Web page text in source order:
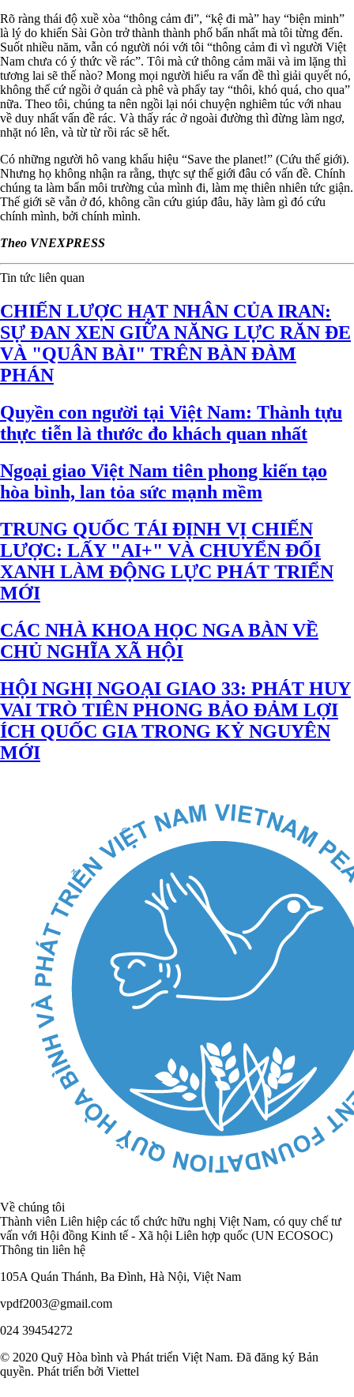
Rõ ràng thái độ xuề xòa “thông cảm đi”, “kệ đi mà” hay “biện minh”
là lý do khiến Sài Gòn trở thành thành phố bẩn nhất mà tôi từng đến.
Suốt nhiều năm, vẫn có người nói với tôi “thông cảm đi vì người Việt
Nam chưa có ý thức về rác”. Tôi mà cứ thông cảm mãi và im lặng thì
tương lai sẽ thế nào? Mong mọi người hiểu ra vấn đề thì giải quyết nó,
không thể cứ ngồi ở quán cà phê và phẩy tay “thôi, khó quá, cho qua”
nữa. Theo tôi, chúng ta nên ngồi lại nói chuyện nghiêm túc với nhau
về duy nhất vấn đề rác. Và thấy rác ở ngoài đường thì đừng làm ngơ,
nhặt nó lên, và từ từ rồi rác sẽ hết.
Có những người hô vang khẩu hiệu “Save the planet!” (Cứu thế giới).
Nhưng họ không nhận ra rằng, thực sự thế giới đâu có vấn đề. Chính
chúng ta làm bẩn môi trường của mình đi, làm mẹ thiên nhiên tức giận.
Thế giới sẽ vẫn ở đó, không cần cứu giúp đâu, hãy làm gì đó cứu
chính mình, bởi chính mình.
Theo VNEXPRESS
Tin tức liên quan
CHIẾN LƯỢC HẠT NHÂN CỦA IRAN:
SỰ ĐAN XEN GIỮA NĂNG LỰC RĂN ĐE
VÀ "QUÂN BÀI" TRÊN BÀN ĐÀM
PHÁN
Quyền con người tại Việt Nam: Thành tựu
thực tiễn là thước đo khách quan nhất
Ngoại giao Việt Nam tiên phong kiến tạo
hòa bình, lan tỏa sức mạnh mềm
TRUNG QUỐC TÁI ĐỊNH VỊ CHIẾN
LƯỢC: LẤY "AI+" VÀ CHUYỂN ĐỔI
XANH LÀM ĐỘNG LỰC PHÁT TRIỂN
MỚI
CÁC NHÀ KHOA HỌC NGA BÀN VỀ
CHỦ NGHĨA XÃ HỘI
HỘI NGHỊ NGOẠI GIAO 33: PHÁT HUY
VAI TRÒ TIÊN PHONG BẢO ĐẢM LỢI
ÍCH QUỐC GIA TRONG KỶ NGUYÊN
MỚI
Về chúng tôi
Thành viên Liên hiệp các tổ chức hữu nghị Việt Nam, có quy chế tư
vấn với Hội đồng Kinh tế - Xã hội Liên hợp quốc (UN ECOSOC)
Thông tin liên hệ
105A Quán Thánh, Ba Đình, Hà Nội, Việt Nam
vpdf2003@gmail.com
024 39454272
© 2020 Quỹ Hòa bình và Phát triển Việt Nam. Đã đăng ký Bản
quyền. Phát triển bởi Viettel